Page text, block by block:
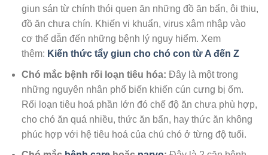
giun sán từ chính thói quen ăn những đồ ăn bẩn, ôi thiu,
đồ ăn chưa chín. Khiến vi khuẩn, virus xâm nhập vào
cơ thể dẫn đến những bệnh lý nguy hiểm. Xem
thêm: Kiến thức tẩy giun cho chó con từ A đến Z
Chó mắc bệnh rối loạn tiêu hóa: Đây là một trong
những nguyên nhân phổ biến khiến cún cưng bị ốm.
Rối loạn tiêu hoá phần lớn đó chế độ ăn chưa phù hợp,
cho chó ăn quá nhiều, thức ăn bẩn, hay thức ăn không
phúc hợp với hệ tiêu hoá của chú chó ở từng độ tuổi.